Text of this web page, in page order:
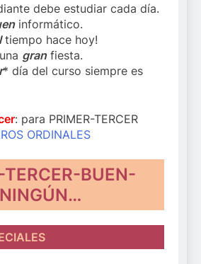
debe estudiar cada día.
informático.
tiempo hace hoy!
granfiesta.
* día del curso siempre es
: para PRIMER-TERCER
ORDINALES
TERCER-BUEN-
NINGÚN…